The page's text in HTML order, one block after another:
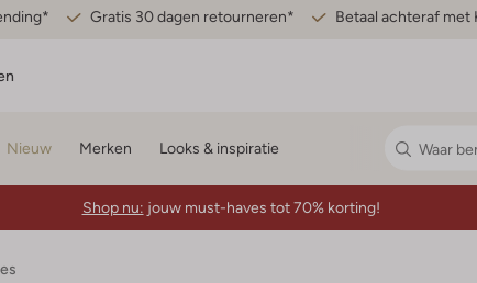
Gratis 30 dagen retourneren* Betaal achteraf met
Nieuw Merken Looks & inspiratie
Shop nu: jouw must-haves tot 70% korting!